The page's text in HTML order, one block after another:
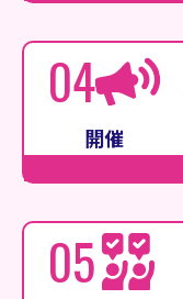
04
開催
05